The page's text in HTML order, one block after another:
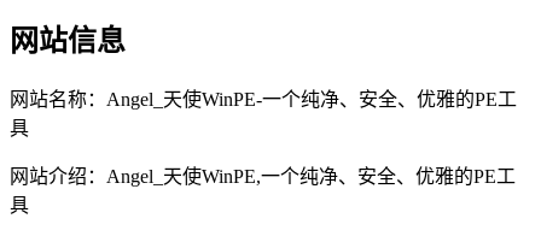
网站信息
网站名称： Angel_天使WinPE-一个纯净、安全、优雅的PE工
具
网站介绍： Angel_天使WinPE,一个纯净、安全、优雅的PE工
具